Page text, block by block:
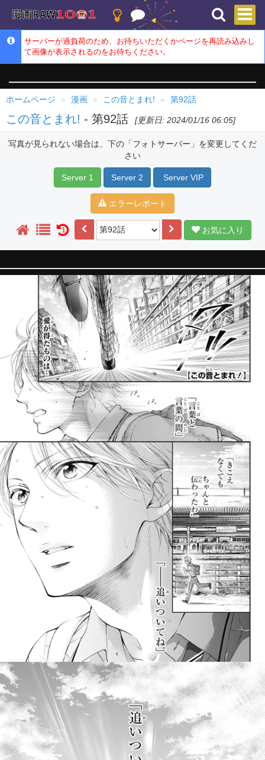
サーバーが過負荷のため、お待ちいただくかページを再読み込みし
て画像が表示されるのをお待ちください。
ホームページ 漫画 この音とまれ! 第92話
この音とまれ! - 第92話 [更新日: 2024/01/16 06:05]
写真が見られない場合は、下の「フォトサーバー」を変更してくだ
さい
Server 1 Server 2 Server VIP
エラーレポート
1 お気に入り